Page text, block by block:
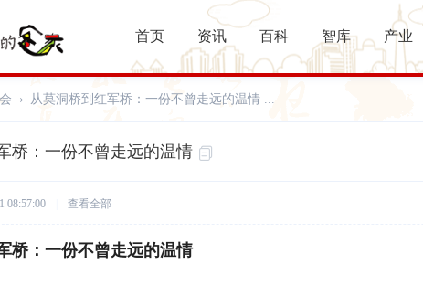
首页 资讯 百科 智库 产业
› 从莫洞桥到红军桥：一份不曾走远的温情 ...
桥：一份不曾走远的温情
08:57:00 查看全部
桥：一份不曾走远的温情